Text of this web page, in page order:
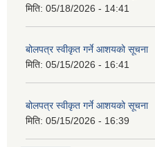
मिति: 05/18/2026 - 14:41
बोलपत्र स्वीकृत गर्ने आशयको सूचना
मिति: 05/15/2026 - 16:41
बोलपत्र स्वीकृत गर्ने आशयको सूचना
मिति: 05/15/2026 - 16:39